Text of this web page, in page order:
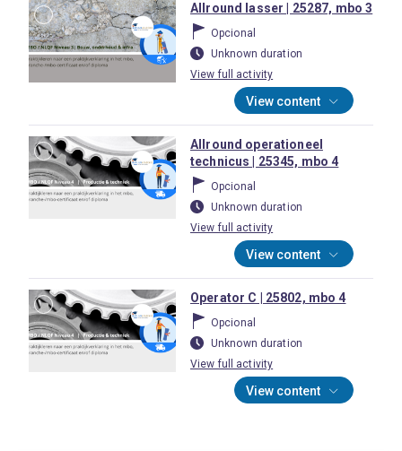
Allround lasser | 25287, mbo 3
Opcional
Unknown duration
View full activity
View content
Allround operationeel
technicus | 25345, mbo 4
Opcional
Unknown duration
View full activity
View content
Operator C | 25802, mbo 4
Opcional
Unknown duration
View full activity
View content